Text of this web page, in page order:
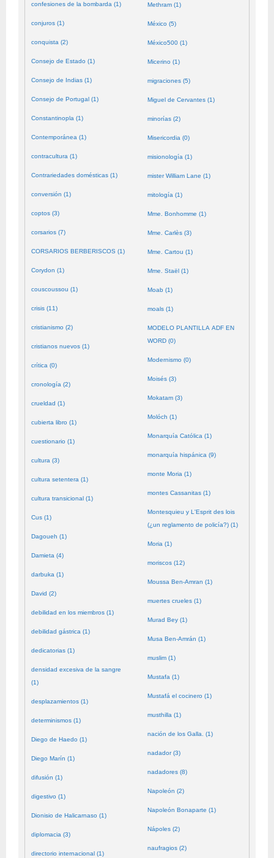
confesiones de la bombarda (1)
conjuros (1)
conquista (2)
Consejo de Estado (1)
Consejo de Indias (1)
Consejo de Portugal (1)
Constantinopla (1)
Contemporánea (1)
contracultura (1)
Contrariedades domésticas (1)
conversión (1)
coptos (3)
corsarios (7)
CORSARIOS BERBERISCOS (1)
Corydon (1)
couscoussou (1)
crisis (11)
cristianismo (2)
cristianos nuevos (1)
crítica (0)
cronología (2)
crueldad (1)
cubierta libro (1)
cuestionario (1)
cultura (3)
cultura setentera (1)
cultura transicional (1)
Cus (1)
Dagoueh (1)
Damieta (4)
darbuka (1)
David (2)
debilidad en los miembros (1)
debilidad gástrica (1)
dedicatorias (1)
densidad excesiva de la sangre
(1)
desplazamientos (1)
determinismos (1)
Diego de Haedo (1)
Diego Marín (1)
difusión (1)
digestivo (1)
Dionisio de Halicarnaso (1)
diplomacia (3)
directorio internacional (1)
Methram (1)
México (5)
México500 (1)
Micerino (1)
migraciones (5)
Miguel de Cervantes (1)
minorías (2)
Misericordia (0)
misionología (1)
mister William Lane (1)
mitología (1)
Mme. Bonhomme (1)
Mme. Carlès (3)
Mme. Cartou (1)
Mme. Staël (1)
Moab (1)
moals (1)
MODELO PLANTILLA ADF EN
WORD (0)
Modernismo (0)
Moisés (3)
Mokatam (3)
Molóch (1)
Monarquía Católica (1)
monarquía hispánica (9)
monte Moria (1)
montes Cassanitas (1)
Montesquieu y L'Esprit des lois
(¿un reglamento de policía?) (1)
Moria (1)
moriscos (12)
Moussa Ben-Amran (1)
muertes crueles (1)
Murad Bey (1)
Musa Ben-Amrán (1)
muslim (1)
Mustafa (1)
Mustafá el cocinero (1)
musthilla (1)
nación de los Galla. (1)
nadador (3)
nadadores (8)
Napoleón (2)
Napoleón Bonaparte (1)
Nápoles (2)
naufragios (2)